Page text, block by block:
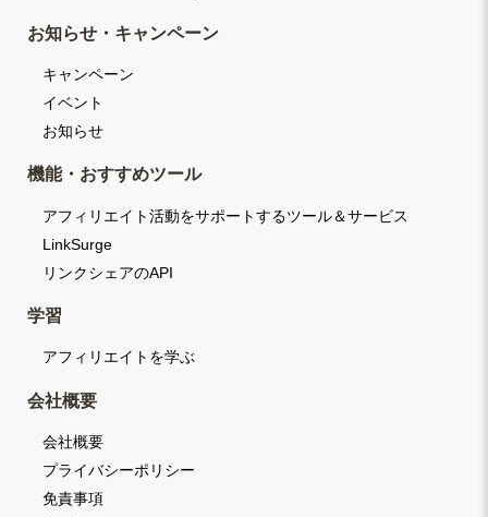
お知らせ・キャンペーン
キャンペーン
イベント
お知らせ
機能・おすすめツール
アフィリエイト活動をサポートするツール＆サービス
LinkSurge
リンクシェアのAPI
学習
アフィリエイトを学ぶ
会社概要
会社概要
プライバシーポリシー
免責事項